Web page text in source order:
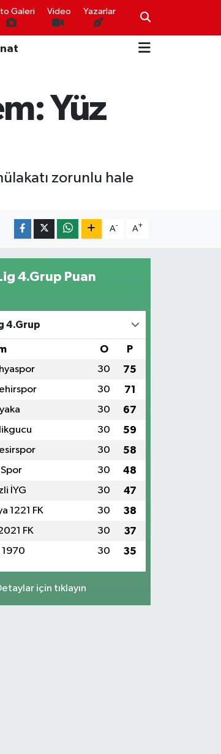
Galeri Video Yazarlar
Yüz
zorunlu hale
A- A+
4.Grup Puan
4.Grup
O P
30 75
30 71
30 67
30 59
30 58
Spor 30 48
İYG 30 47
1221 FK 30 38
FK 30 37
1970 30 35
için tıklayın